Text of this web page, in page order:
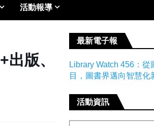
活動報導
版、
最新電子報
Library Watch 456：
目，圖書界邁向智慧化
活動資訊